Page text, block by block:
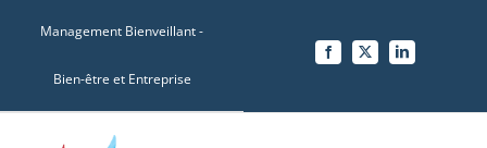
Management Bienveillant -
Bien-être et Entreprise
Facebook
X LinkedIn